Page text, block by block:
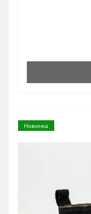
Новинка